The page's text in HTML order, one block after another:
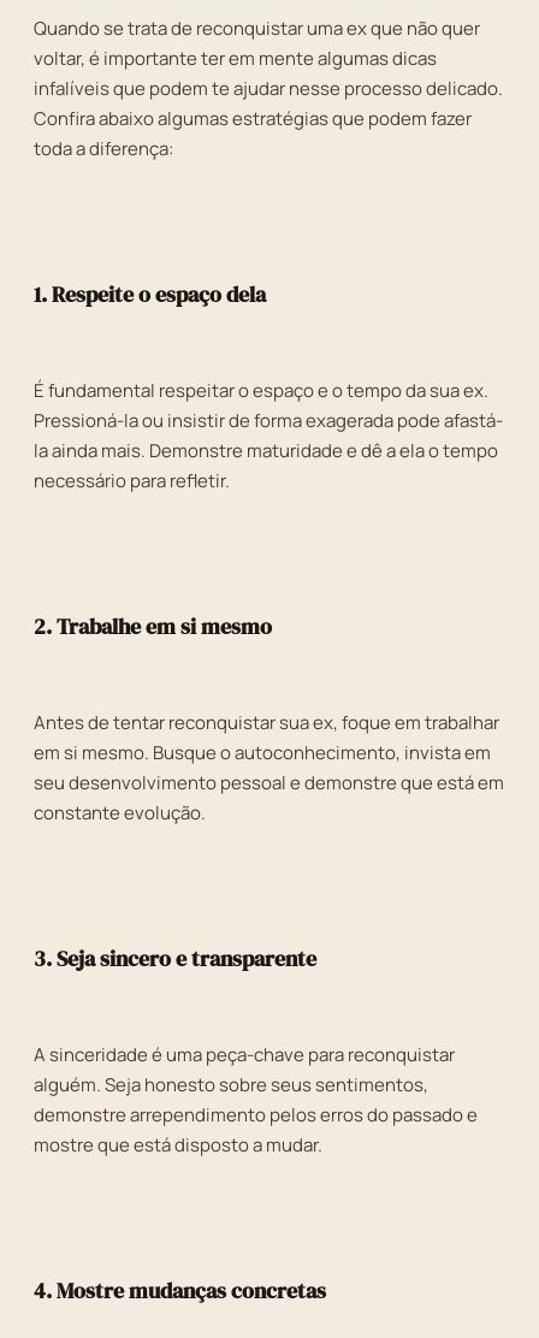
Quando se trata de reconquistar uma ex que não quer
voltar, é importante ter em mente algumas dicas
infalíveis que podem te ajudar nesse processo delicado.
Confira abaixo algumas estratégias que podem fazer
toda a diferença:
1. Respeite o espaço dela
É fundamental respeitar o espaço e o tempo da sua ex.
Pressioná-la ou insistir de forma exagerada pode afastá-
la ainda mais. Demonstre maturidade e dê a ela o tempo
necessário para refletir.
2. Trabalhe em si mesmo
Antes de tentar reconquistar sua ex, foque em trabalhar
em si mesmo. Busque o autoconhecimento, invista em
seu desenvolvimento pessoal e demonstre que está em
constante evolução.
3. Seja sincero e transparente
A sinceridade é uma peça-chave para reconquistar
alguém. Seja honesto sobre seus sentimentos,
demonstre arrependimento pelos erros do passado e
mostre que está disposto a mudar.
4. Mostre mudanças concretas